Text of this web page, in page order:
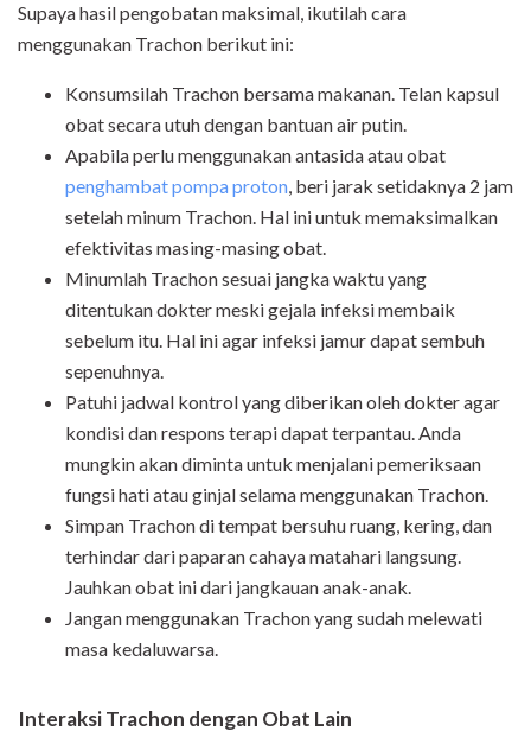
Supaya hasil pengobatan maksimal, ikutilah cara
menggunakan Trachon berikut ini:
Konsumsilah Trachon bersama makanan. Telan kapsul
obat secara utuh dengan bantuan air putin.
Apabila perlu menggunakan antasida atau obat
penghambat pompa proton, beri jarak setidaknya 2 jam
setelah minum Trachon. Hal ini untuk memaksimalkan
efektivitas masing-masing obat.
Minumlah Trachon sesuai jangka waktu yang
ditentukan dokter meski gejala infeksi membaik
sebelum itu. Hal ini agar infeksi jamur dapat sembuh
sepenuhnya.
Patuhi jadwal kontrol yang diberikan oleh dokter agar
kondisi dan respons terapi dapat terpantau. Anda
mungkin akan diminta untuk menjalani pemeriksaan
fungsi hati atau ginjal selama menggunakan Trachon.
Simpan Trachon di tempat bersuhu ruang, kering, dan
terhindar dari paparan cahaya matahari langsung.
Jauhkan obat ini dari jangkauan anak-anak.
Jangan menggunakan Trachon yang sudah melewati
masa kedaluwarsa.
Interaksi Trachon dengan Obat Lain